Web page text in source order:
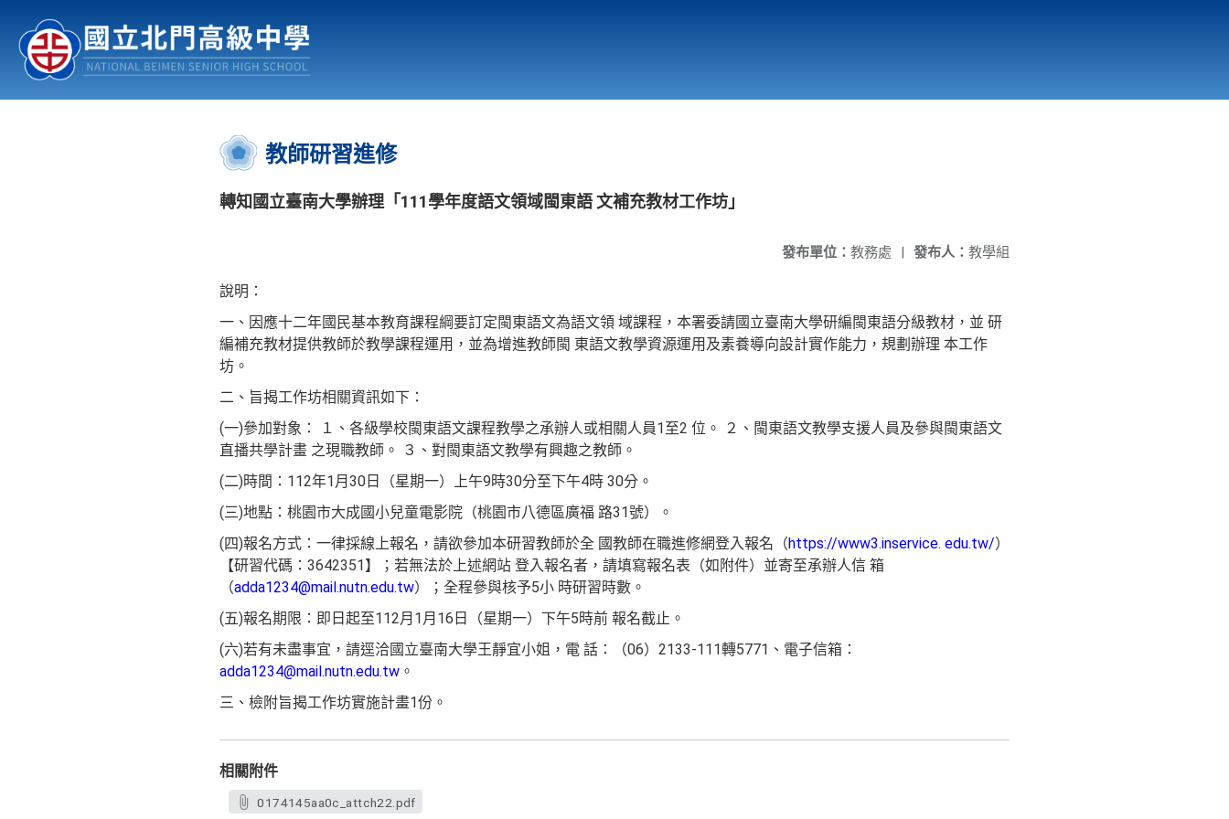
認識北中 行事曆
:::
教師研習進修
轉知國立臺南大學辦理「111學年度語文領域閩東語 文補充教材工作坊」
發布人： 教學組
發布單位： 教務處 |
說明：
一、因應十二年國民基本教育課程綱要訂定閩東語文為語文領 域課程，本署委請國立臺南大學研編閩東語分級教材，並 研
編補充教材提供教師於教學課程運用，並為增進教師閩 東語文教學資源運用及素養導向設計實作能力，規劃辦理 本工作
坊。
二、旨揭工作坊相關資訊如下：
(一)參加對象： １、各級學校閩東語文課程教學之承辦人或相關人員1至2 位。 ２、閩東語文教學支援人員及參與閩東語文
直播共學計畫 之現職教師。 ３、對閩東語文教學有興趣之教師。
(二)時間：112年1月30日（星期一）上午9時30分至下午4時 30分。
(三)地點：桃園市大成國小兒童電影院（桃園市八德區廣福 路31號）。
(四)報名方式：一律採線上報名，請欲參加本研習教師於全 國教師在職進修網登入報名（https://www3.inservice. edu.tw/）
【研習代碼：3642351】；若無法於上述網站 登入報名者，請填寫報名表（如附件）並寄至承辦人信 箱
（adda1234@mail.nutn.edu.tw）；全程參與核予5小 時研習時數。
(五)報名期限：即日起至112月1月16日（星期一）下午5時前 報名截止。
(六)若有未盡事宜，請逕洽國立臺南大學王靜宜小姐，電 話：（06）2133-111轉5771、電子信箱：
adda1234@mail.nutn.edu.tw 。
三、檢附旨揭工作坊實施計畫1份。
相關附件
0174145aa0c_attch22.pdf